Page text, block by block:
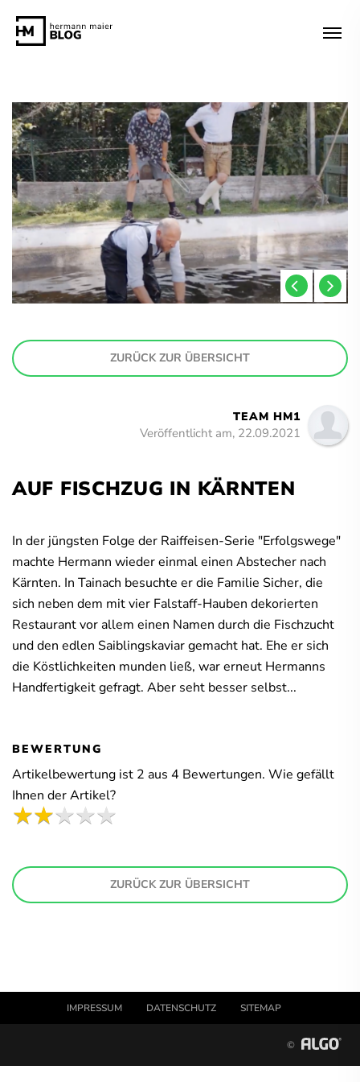
ZURÜCK ZUR ÜBERSICHT
TEAM HM1
Veröffentlicht am, 22.09.2021
AUF FISCHZUG IN KÄRNTEN
In der jüngsten Folge der Raiffeisen-Serie "Erfolgswege"
machte Hermann wieder einmal einen Abstecher nach
Kärnten. In Tainach besuchte er die Familie Sicher, die
sich neben dem mit vier Falstaff-Hauben dekorierten
Restaurant vor allem einen Namen durch die Fischzucht
und den edlen Saiblingskaviar gemacht hat. Ehe er sich
die Köstlichkeiten munden ließ, war erneut Hermanns
Handfertigkeit gefragt. Aber seht besser selbst...
BEWERTUNG
Artikelbewertung ist 2 aus 4 Bewertungen. Wie gefällt
Ihnen der Artikel?
ZURÜCK ZUR ÜBERSICHT
IMPRESSUM DATENSCHUTZ SITEMAP
©